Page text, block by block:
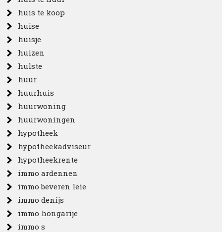
huis te koop
huise
huisje
huizen
hulste
huur
huurhuis
huurwoning
huurwoningen
hypotheek
hypotheekadviseur
hypotheekrente
immo ardennen
immo beveren leie
immo denijs
immo hongarije
immo s